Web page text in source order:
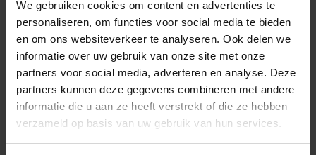
We gebruiken cookies om content en advertenties te
personaliseren, om functies voor social media te bieden
en om ons websiteverkeer te analyseren. Ook delen we
informatie over uw gebruik van onze site met onze
partners voor social media, adverteren en analyse. Deze
partners kunnen deze gegevens combineren met andere
informatie die u aan ze heeft verstrekt of die ze hebben
verzameld op basis van uw gebruik van hun services.
De Sneaker Reiniger
BY PIRRI – SCHOENEN SPRAY (DE